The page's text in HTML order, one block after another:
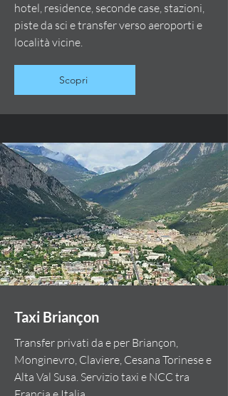
hotel, residence, seconde case, stazioni,
piste da sci e transfer verso aeroporti e
località vicine.
Scopri
Taxi Briançon
Transfer privati da e per Briançon,
Monginevro, Claviere, Cesana Torinese e
Alta Val Susa. Servizio taxi e NCC tra